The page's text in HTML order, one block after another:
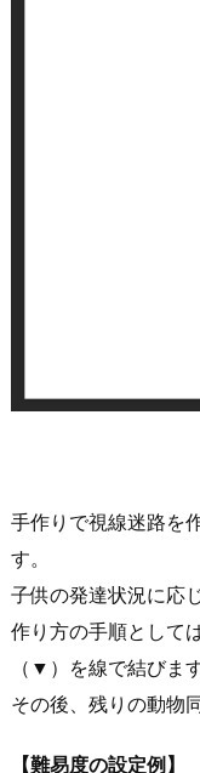
手作りで視線迷路を
す。
子供の発達状況に応
作り方の手順として
（▼）を線で結びます
その後、残りの動物
【難易度の設定例】